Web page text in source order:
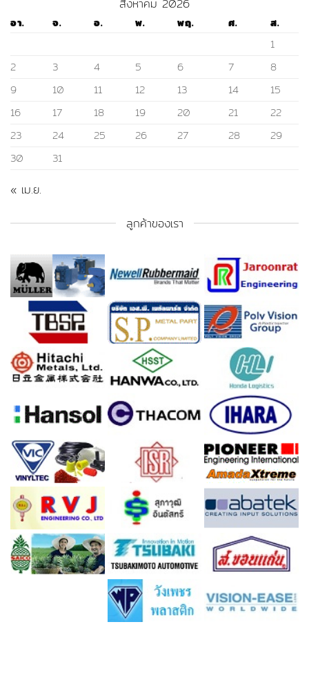
สิงหาคม 2026
อา. จ. อ. พ. พฤ. ศ.
ส.
1
2
3 4 5 6 7
8
9
10 11 12 13 14
15
16
17 18 19 20 21
22
23
24 25 26 27 28
29
30
31
« เม.ย.
ลูกค้าของเรา